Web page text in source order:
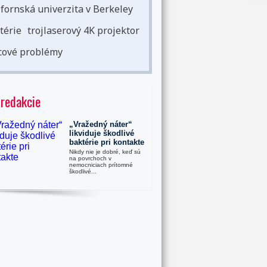
univerzita v Berkeley
trojlaserový 4K projektor
problémy
„Vražedný náter“
likviduje škodlivé
baktérie pri kontakte
Nikdy nie je dobré, keď sú
na povrchoch v
nemocniciach prítomné
škodlivé...